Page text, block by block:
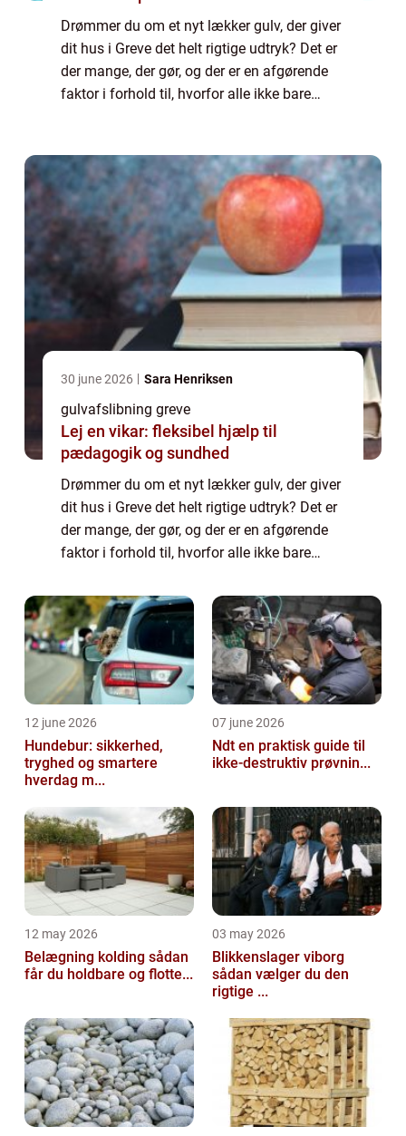
Drømmer du om et nyt lækker gulv, der giver
dit hus i Greve det helt rigtige udtryk? Det er
der mange, der gør, og der er en afgørende
faktor i forhold til, hvorfor alle ikke bare
30 june 2026 Sara Henriksen
gulvafslibning greve
Lej en vikar: fleksibel hjælp til
pædagogik og sundhed
Drømmer du om et nyt lækker gulv, der giver
dit hus i Greve det helt rigtige udtryk? Det er
der mange, der gør, og der er en afgørende
faktor i forhold til, hvorfor alle ikke bare
12 june 2026
Hundebur: sikkerhed,
tryghed og smartere
hverdag m...
07 june 2026
Ndt en praktisk guide til
ikke-destruktiv prøvnin...
12 may 2026
Belægning kolding sådan
får du holdbare og flotte...
03 may 2026
Blikkenslager viborg
sådan vælger du den
rigtige ...